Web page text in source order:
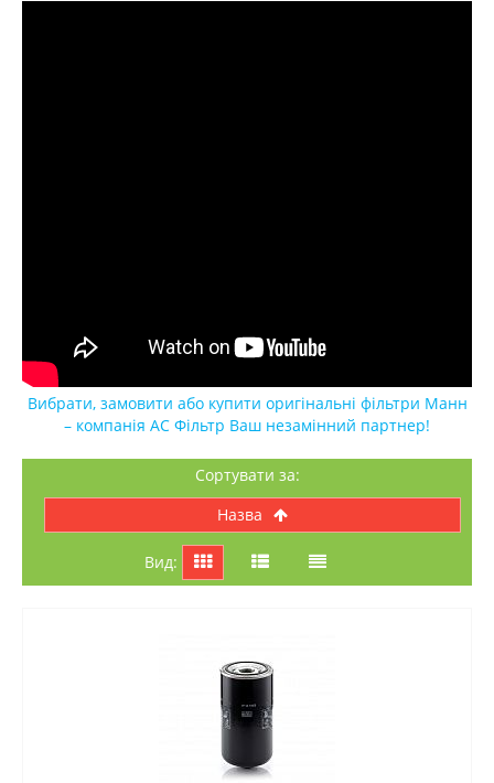
Вибрати, замовити або купити оригінальні фільтри Манн
– компанія АС Фільтр Ваш незамінний партнер!
Сортувати за:
назва
Вид: